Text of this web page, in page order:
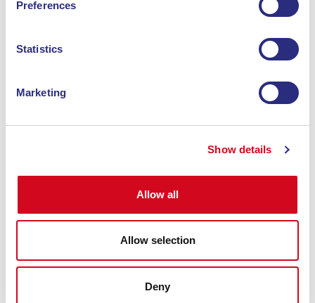
Preferences
Statistics
Marketing
Show details
Allow all
Allow selection
Deny
VILLA MIRAMARE
nell’insenatura di Pareti, nella parte meridionale
Scopri